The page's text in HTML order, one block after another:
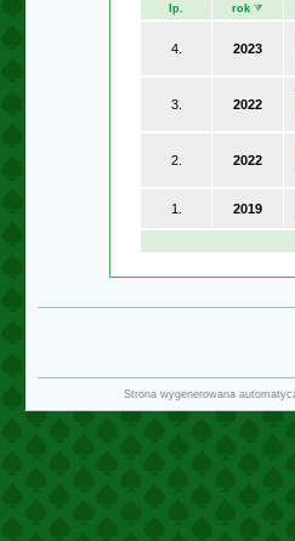
lp. rok
4. 2023
3. 2022
2. 2022
1. 2019
Strona wygenerowana